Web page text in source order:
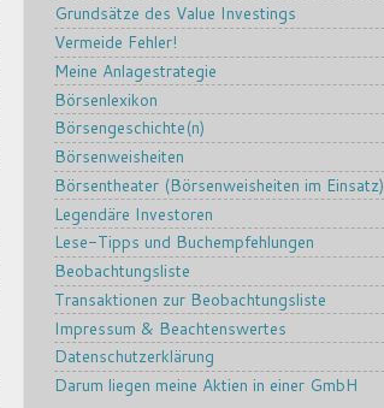
Grundsätze des Value Investings
Vermeide Fehler!
Meine Anlagestrategie
Börsenlexikon
Börsengeschichte(n)
Börsenweisheiten
Börsentheater (Börsenweisheiten im Einsatz)
Legendäre Investoren
Lese-Tipps und Buchempfehlungen
Beobachtungsliste
Transaktionen zur Beobachtungsliste
Impressum & Beachtenswertes
Datenschutzerklärung
Darum liegen meine Aktien in einer GmbH